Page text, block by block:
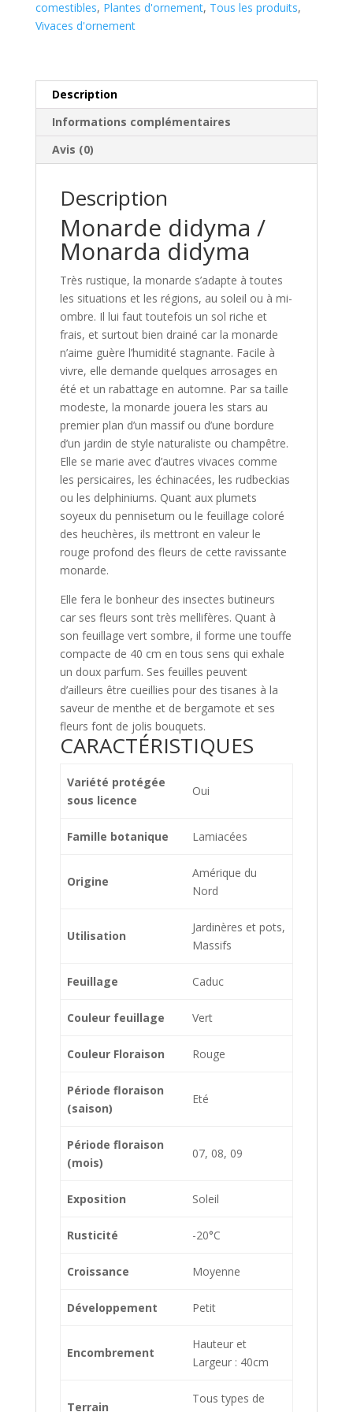
comestibles, Plantes d'ornement, Tous les produits,
Vivaces d'ornement
Description
Informations complémentaires
Avis (0)
Description
Monarde didyma /
Monarda didyma
Très rustique, la monarde s’adapte à toutes
les situations et les régions, au soleil ou à mi-
ombre. Il lui faut toutefois un sol riche et
frais, et surtout bien drainé car la monarde
n’aime guère l’humidité stagnante. Facile à
vivre, elle demande quelques arrosages en
été et un rabattage en automne. Par sa taille
modeste, la monarde jouera les stars au
premier plan d’un massif ou d’une bordure
d’un jardin de style naturaliste ou champêtre.
Elle se marie avec d’autres vivaces comme
les persicaires, les échinacées, les rudbeckias
ou les delphiniums. Quant aux plumets
soyeux du pennisetum ou le feuillage coloré
des heuchères, ils mettront en valeur le
rouge profond des fleurs de cette ravissante
monarde.
Elle fera le bonheur des insectes butineurs
car ses fleurs sont très mellifères. Quant à
son feuillage vert sombre, il forme une touffe
compacte de 40 cm en tous sens qui exhale
un doux parfum. Ses feuilles peuvent
d’ailleurs être cueillies pour des tisanes à la
saveur de menthe et de bergamote et ses
fleurs font de jolis bouquets.
CARACTÉRISTIQUES
Variété protégée
sous licence
Oui
Famille botanique Lamiacées
Origine
Amérique du
Nord
Utilisation
Jardinères et pots,
Massifs
Feuillage Caduc
Couleur feuillage Vert
Couleur Floraison Rouge
Période floraison
(saison)
Eté
Période floraison
(mois)
07, 08, 09
Exposition Soleil
Rusticité -20°C
Croissance Moyenne
Développement Petit
Encombrement
Hauteur et
Largeur : 40cm
Terrain
Tous types de